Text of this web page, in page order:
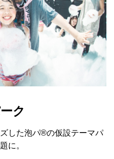
ク
した泡パ®の仮設テーマパ
に。